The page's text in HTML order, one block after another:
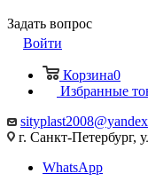
Задать вопрос
Войти
Корзина0
Избранные
г. Санкт-Петербург,
WhatsApp